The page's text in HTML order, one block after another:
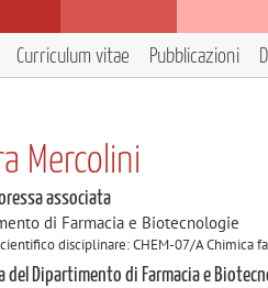
Curriculum vitae Pubblicazioni
Mercolini
associata
di Farmacia e Biotecnologie
disciplinare: CHEM-07/A Chimica
del Dipartimento di Farmacia e